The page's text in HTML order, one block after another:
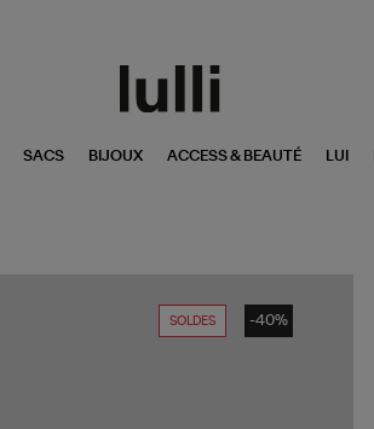
SACS BIJOUX ACCESS & BEAUTÉ LUI
SOLDES -40%